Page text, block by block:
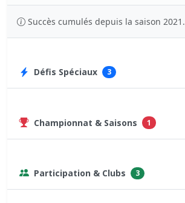
Succès cumulés depuis la saison 2021.
Défis Spéciaux 3
Championnat & Saisons 1
Participation & Clubs 3